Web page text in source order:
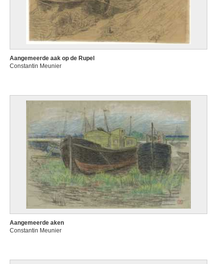
Aangemeerde aak op de Rupel
Constantin Meunier
Aangemeerde aken
Constantin Meunier